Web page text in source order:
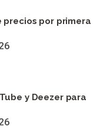
precios por primera
y Deezer para